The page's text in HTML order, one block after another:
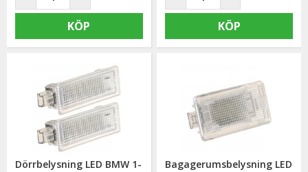
KÖP KÖP
Dörrbelysning LED BMW 1-
Bagagerumsbelysning LED